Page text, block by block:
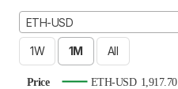
ETH-USD
Price ETH-USD 1,917.70